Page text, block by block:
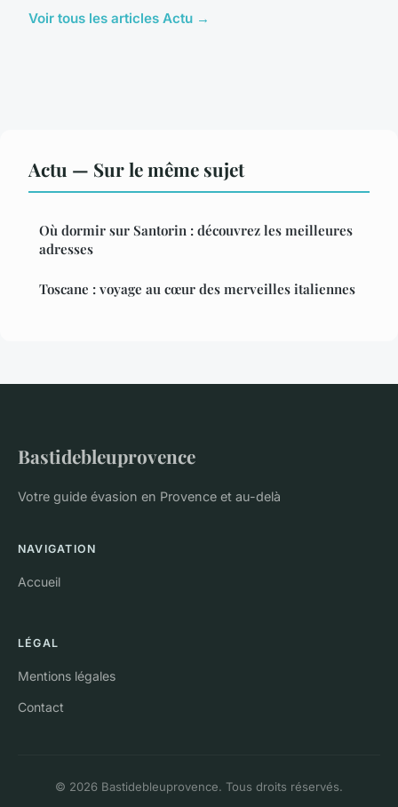
Voir tous les articles Actu →
Actu — Sur le même sujet
Où dormir sur Santorin : découvrez les meilleures
adresses
Toscane : voyage au cœur des merveilles italiennes
Bastidebleuprovence
Votre guide évasion en Provence et au-delà
NAVIGATION
Accueil
LÉGAL
Mentions légales
Contact
© 2026 Bastidebleuprovence. Tous droits réservés.